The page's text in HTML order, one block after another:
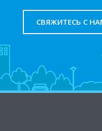
СВЯЖИТЕСЬ С